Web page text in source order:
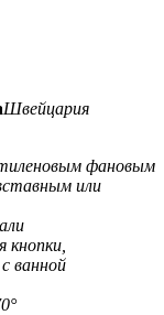
Швейцария
фановым
или
ванной